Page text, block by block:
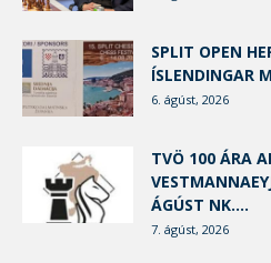
SPLIT OPEN
ÍSLENDINGAR
6. ágúst, 2026
TVÖ 100 ÁRA
ÁGÚST NK....
7. ágúst, 2026